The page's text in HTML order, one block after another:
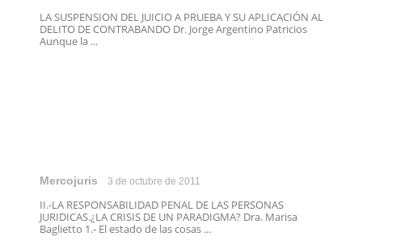
LA SUSPENSION DEL JUICIO A PRUEBA Y SU APLICACIÓN AL
DELITO DE CONTRABANDO Dr. Jorge Argentino Patricios
Aunque la ...
Mercojuris 3 de octubre de 2011
II.-LA RESPONSABILIDAD PENAL DE LAS PERSONAS
JURIDICAS.¿LA CRISIS DE UN PARADIGMA? Dra. Marisa
Baglietto 1.- El estado de las cosas ...